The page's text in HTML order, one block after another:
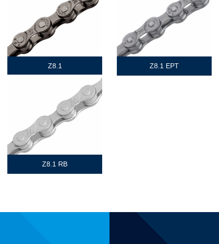
Z8.1 Z8.1 EPT
Z8.1 RB